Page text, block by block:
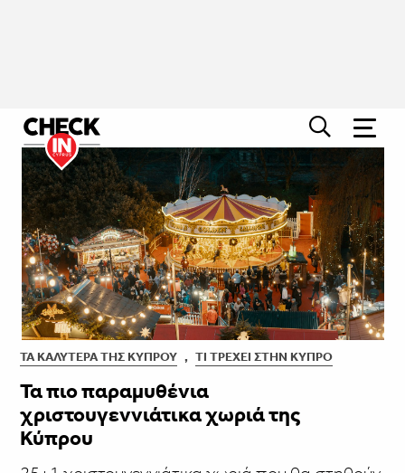
ΤΑ ΚΑΛΎΤΕΡΑ ΤΗΣ ΚΎΠΡΟΥ , ΤΙ ΤΡΈΧΕΙ ΣΤΗΝ ΚΎΠΡΟ
Τα πιο παραμυθένια
χριστουγεννιάτικα χωριά της
Κύπρου